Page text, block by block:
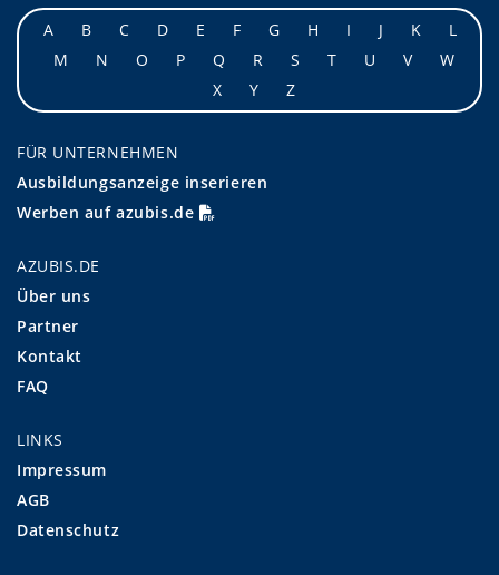
A
B C D E F G H I J K
L
M
N O P Q R S T U V
W
X
Y Z
FÜR UNTERNEHMEN
Ausbildungsanzeige inserieren
Werben auf azubis.de
AZUBIS.DE
Über uns
Partner
Kontakt
FAQ
LINKS
Impressum
AGB
Datenschutz